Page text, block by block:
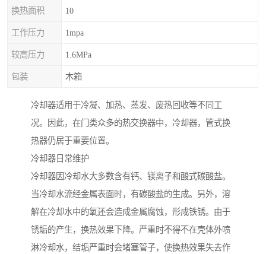
换热面积 10
工作压力 1mpa
较高压力 1.6MPa
包装 木箱
冷却器适用于冷凝、加热、蒸发、废热回收等不同工
况。因此，在门类众多的热交换器中，冷却器，管式换
热器仍居于重要位置。
冷却器日常维护
冷却器因冷却水大多数含有钙、镁离子和酸式碳酸盐。
当冷却水流经金属表面时，有碳酸盐的生成。另外，溶
解在冷却水中的氧还会造成金属腐蚀，形成铁锈。由于
锈垢的产生，换热效果下降。严重时不得不在壳体外喷
淋冷却水，结垢严重时会堵塞管子，使换热效果失去作